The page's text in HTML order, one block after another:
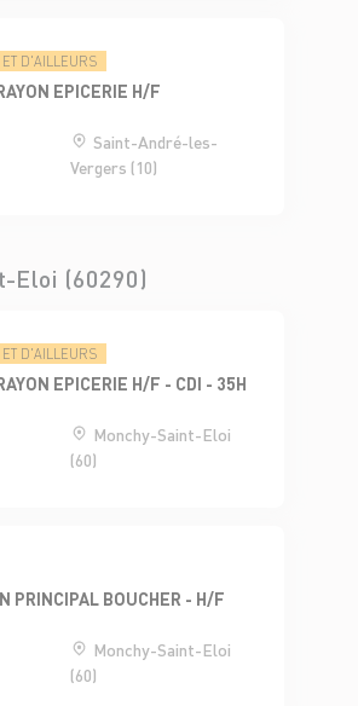
D'AILLEURS
EPICERIE H/F
Saint-André-les-
Vergers (10)
Eloi (60290)
D'AILLEURS
EPICERIE H/F - CDI - 35H
Monchy-Saint-Eloi
(60)
PRINCIPAL BOUCHER - H/F
Monchy-Saint-Eloi
(60)